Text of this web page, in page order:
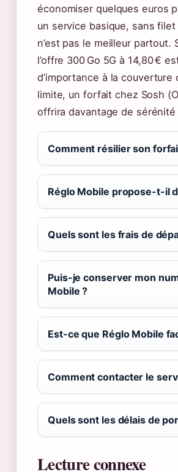
économiser quelques euros
un service basique, sans
n’est pas le meilleur
l’offre 300 Go 5G à 14,80 €
d’importance à la
limite, un forfait chez Sosh
offrira davantage de
Comment résilier son
Réglo Mobile propose-t-il
Quels sont les frais de
Puis-je conserver mon
Mobile ?
Est-ce que Réglo Mobile
Comment contacter le
Quels sont les délais de
Lecture connexe